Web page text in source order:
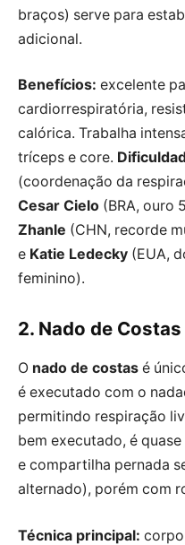
braços) serve para
adicional.
Benefícios: excelente
cardiorrespiratória,
calórica. Trabalha
tríceps e core.
(coordenação da
Cesar Cielo (BRA, ouro
Zhanle (CHN, recorde
e Katie Ledecky (EUA,
feminino).
2. Nado de Costas
O nado de costas é
é executado com o
permitindo respiração
bem executado, é
e compartilha pernada
alternado), porém com
Técnica principal: